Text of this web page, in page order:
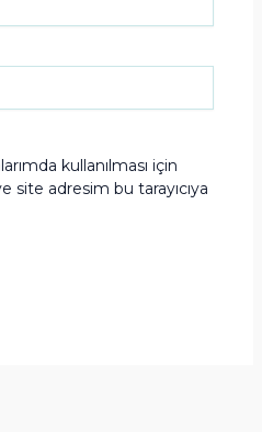
kullanılması için
site adresim bu tarayıcıya